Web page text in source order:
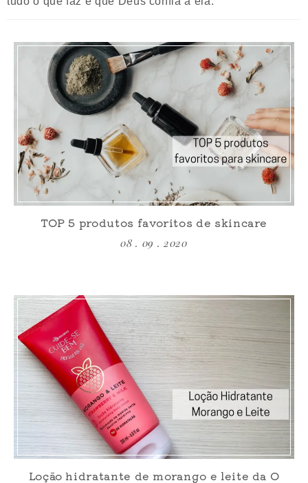
TOP 5 produtos favoritos de skincare
08 . 09 . 2020
Loção hidratante de morango e leite da O